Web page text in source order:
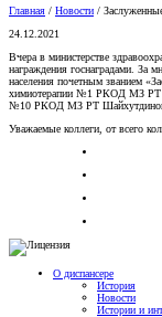
Главная / Новости /
24.12.2021
Вчера в министерстве
награждения госнаградами. За
населения почетным званием
химиотерапии №1 РКОД МЗ РТ
№10 РКОД МЗ РТ Шайхутдинов
Уважаемые коллеги, от всего
О диспансере
История
Новости
Истории и